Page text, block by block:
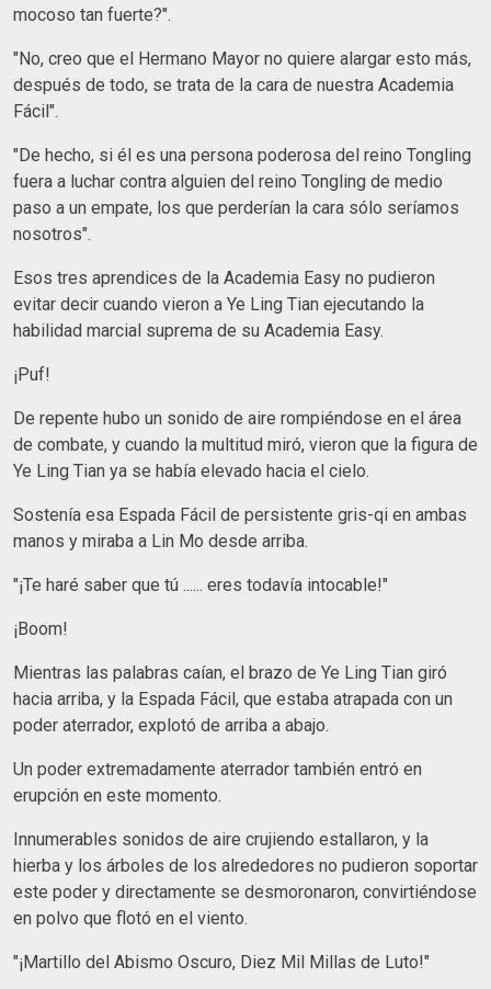
mocoso tan fuerte?".
"No, creo que el Hermano Mayor no quiere alargar esto más,
después de todo, se trata de la cara de nuestra Academia
Fácil".
"De hecho, si él es una persona poderosa del reino Tongling
fuera a luchar contra alguien del reino Tongling de medio
paso a un empate, los que perderían la cara sólo seríamos
nosotros".
Esos tres aprendices de la Academia Easy no pudieron
evitar decir cuando vieron a Ye Ling Tian ejecutando la
habilidad marcial suprema de su Academia Easy.
¡Puf!
De repente hubo un sonido de aire rompiéndose en el área
de combate, y cuando la multitud miró, vieron que la figura de
Ye Ling Tian ya se había elevado hacia el cielo.
Sostenía esa Espada Fácil de persistente gris-qi en ambas
manos y miraba a Lin Mo desde arriba.
"¡Te haré saber que tú ...... eres todavía intocable!"
¡Boom!
Mientras las palabras caían, el brazo de Ye Ling Tian giró
hacia arriba, y la Espada Fácil, que estaba atrapada con un
poder aterrador, explotó de arriba a abajo.
Un poder extremadamente aterrador también entró en
erupción en este momento.
Innumerables sonidos de aire crujiendo estallaron, y la
hierba y los árboles de los alrededores no pudieron soportar
este poder y directamente se desmoronaron, convirtiéndose
en polvo que flotó en el viento.
"¡Martillo del Abismo Oscuro, Diez Mil Millas de Luto!"